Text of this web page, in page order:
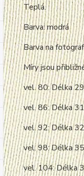
Teplá.
Barva: modrá
Barva na
Míry jsou
vel. 80: Délka
vel. 86: Délka
vel. 92: Délka
vel. 98: Délka
vel. 104: Délka